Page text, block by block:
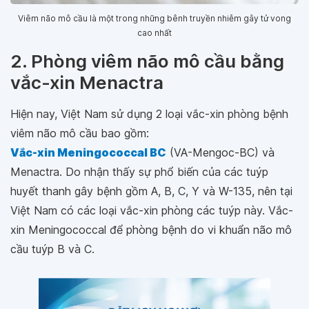
Viêm não mô cầu là một trong những bênh truyền nhiễm gây tử vong
cao nhất
2. Phòng viêm não mô cầu bằng
vắc-xin Menactra
Hiện nay, Việt Nam sử dụng 2 loại vắc-xin phòng bệnh
viêm não mô cầu bao gồm:
Vắc-xin Meningococcal BC (VA-Mengoc-BC) và
Menactra. Do nhận thấy sự phổ biến của các tuýp
huyết thanh gây bệnh gồm A, B, C, Y và W-135, nên tại
Việt Nam có các loại vắc-xin phòng các tuýp này. Vắc-
xin Meningococcal để phòng bệnh do vi khuẩn não mô
cầu tuýp B và C.